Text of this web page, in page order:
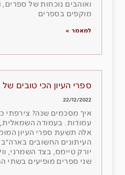
ואוהבים נוכחות של ספרים,
מוקפים בספרים
למאמר »
ספרי העיון הכי טובים של 2022
22/12/2022
איך מסכמים שנה? צירפתי
עמודות. בעמודה
אלה תשעת ספרי העיון
העיתונים החשובים
יורק טיימס, בצד השמרני,
שני ספרים מופיעים בשתי